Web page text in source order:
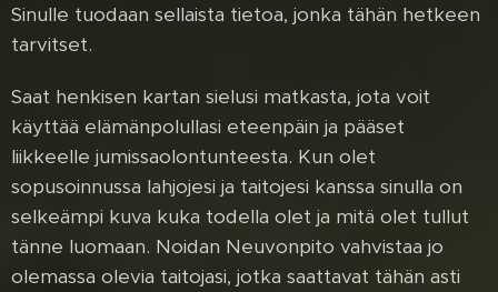
Sinulle tuodaan sellaista tietoa, jonka tähän hetkeen
tarvitset.
Saat henkisen kartan sielusi matkasta, jota voit
käyttää elämänpolullasi eteenpäin ja pääset
liikkeelle jumissaolontunteesta. Kun olet
sopusoinnussa lahjojesi ja taitojesi kanssa sinulla on
selkeämpi kuva kuka todella olet ja mitä olet tullut
tänne luomaan. Noidan Neuvonpito vahvistaa jo
olemassa olevia taitojasi, jotka saattavat tähän asti